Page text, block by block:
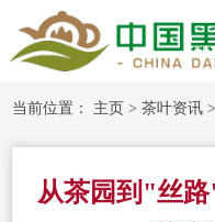
当前位置： 主页 >茶叶资讯
从茶园到"丝